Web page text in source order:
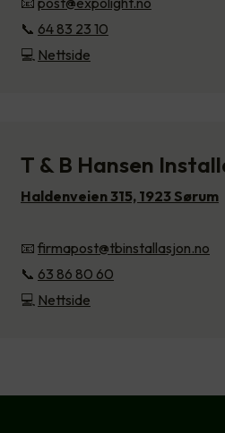
📞 64 83 23 10
💻 Nettside
T & B Hansen
Haldenveien 315, 1923 Sørum
📧 firmapost@tbinstallasjon.no
📞 63 86 80 60
💻 Nettside